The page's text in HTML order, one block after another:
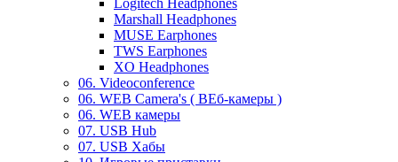
Logitech Headphones
Marshall Headphones
MUSE Earphones
TWS Earphones
XO Headphones
06. Videoconference
06. WEB Camera's ( ВЕб-камеры )
06. WEB камеры
07. USB Hub
07. USB Хабы